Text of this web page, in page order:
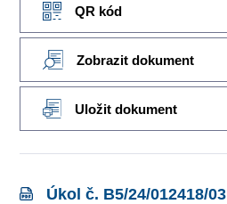
QR kód
Zobrazit dokument
Uložit dokument
Úkol č. B5/24/012418/03